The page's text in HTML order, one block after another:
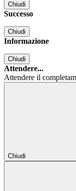
Chiudi
Successo
Chiudi
Informazione
Chiudi
Attendere...
Attendere il
Chiudi